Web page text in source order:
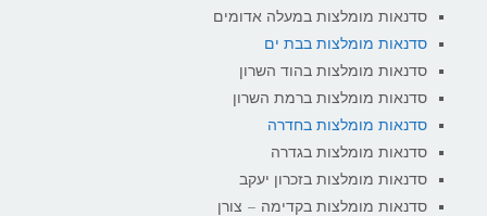
סדנאות מומלצות במעלה אדומים
סדנאות מומלצות בבת ים
סדנאות מומלצות בהוד השרון
סדנאות מומלצות ברמת השרון
סדנאות מומלצות בחדרה
סדנאות מומלצות בגדרה
סדנאות מומלצות בזכרון יעקב
סדנאות מומלצות בקדימה – צורן